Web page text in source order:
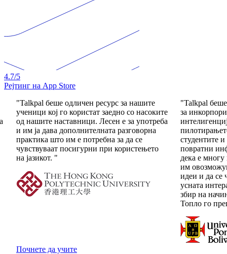
4.7/5
Рејтинг на App Store
"Talkpal беше одговорот на нашата потреба
за инкорпорирање на вештачка
интелигенција во нашите курсеви. По
пилотирањето и со наставниците и со
студентите и добивањето на нивните
повратни информации, можеме да кажеме
дека е многу прилагоден за корисниците;
идеи и да се чувствуваат опуштено при
усната интеракција. Исто така, нуди богат
збир на начини за вежбање на јазикот.
"Баравме
природна и
Се свртевме
како
јазик: во
јазичен
интегриран
наставници
покажа како
Почнете да учите